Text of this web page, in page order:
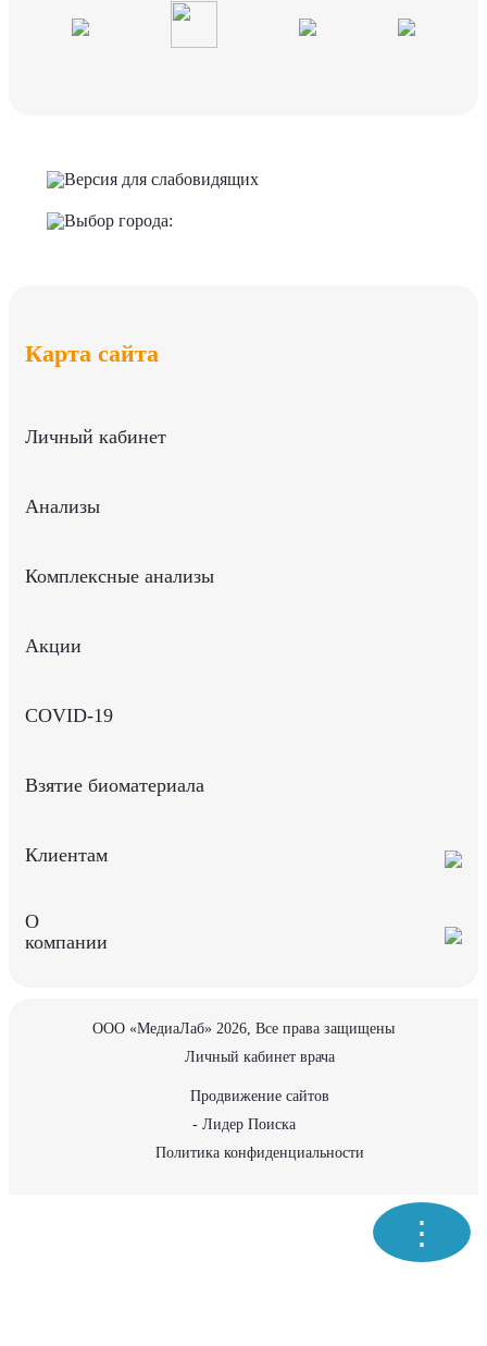
⋮
Версия для слабовидящих
Выбор города:
Карта сайта
Личный кабинет
Анализы
Комплексные анализы
Акции
COVID-19
Взятие биоматериала
Клиентам
О
компании
ООО «МедиаЛаб» 2026, Все права защищены
Личный кабинет врача
Продвижение сайтов
- Лидер Поиска
Политика конфиденциальности